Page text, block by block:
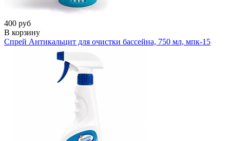
400 руб
В корзину
Спрей Антикальцит для очистки бассейна, 750 мл, мпк-15